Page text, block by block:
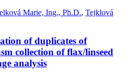
Marie, Ing., Ph.D., Tejklová
of duplicates of
collection of flax/linseed
analysis